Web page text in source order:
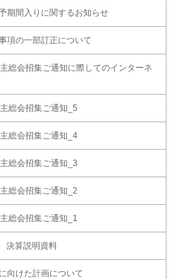
期間入りに関するお知らせ
項の一部訂正について
総会招集ご通知に際してのインターネ
総会招集ご通知_5
総会招集ご通知_4
総会招集ご通知_3
総会招集ご通知_2
総会招集ご通知_1
決算説明資料
向けた計画について